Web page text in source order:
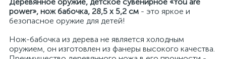
power», нож бабочка, 28,5 х 5,2 см - это яркое и
безопасное оружие для детей!
Нож-бабочка из дерева не является холодным
оружием, он изготовлен из фанеры высокого качества.